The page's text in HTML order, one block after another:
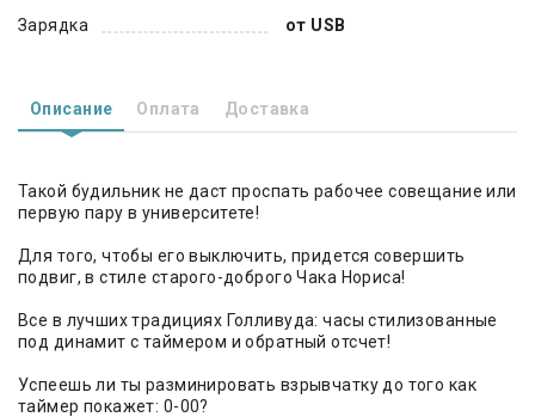
Зарядка
от USB
Описание Оплата Доставка
Такой будильник не даст проспать рабочее совещание или
первую пару в университете!
Для того, чтобы его выключить, придется совершить
подвиг, в стиле старого-доброго Чака Нориса!
Все в лучших традициях Голливуда: часы стилизованные
под динамит с таймером и обратный отсчет!
Успеешь ли ты разминировать взрывчатку до того как
таймер покажет: 0-00?